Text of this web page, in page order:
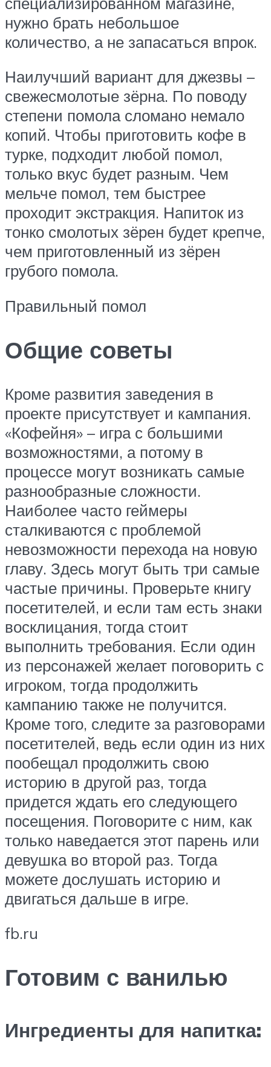
нужно брать небольшое
количество, а не запасаться впрок.
Наилучший вариант для джезвы –
свежесмолотые зёрна. По поводу
степени помола сломано немало
копий. Чтобы приготовить кофе в
турке, подходит любой помол,
только вкус будет разным. Чем
мельче помол, тем быстрее
проходит экстракция. Напиток из
тонко смолотых зёрен будет крепче,
чем приготовленный из зёрен
грубого помола.
Правильный помол
Общие советы
Кроме развития заведения в
проекте присутствует и кампания.
«Кофейня» – игра с большими
возможностями, а потому в
процессе могут возникать самые
разнообразные сложности.
Наиболее часто геймеры
сталкиваются с проблемой
невозможности перехода на новую
главу. Здесь могут быть три самые
частые причины. Проверьте книгу
посетителей, и если там есть знаки
восклицания, тогда стоит
выполнить требования. Если один
из персонажей желает поговорить с
игроком, тогда продолжить
кампанию также не получится.
Кроме того, следите за разговорами
посетителей, ведь если один из них
пообещал продолжить свою
историю в другой раз, тогда
придется ждать его следующего
посещения. Поговорите с ним, как
только наведается этот парень или
девушка во второй раз. Тогда
можете дослушать историю и
двигаться дальше в игре.
fb.ru
Готовим с ванилью
Ингредиенты для напитка: